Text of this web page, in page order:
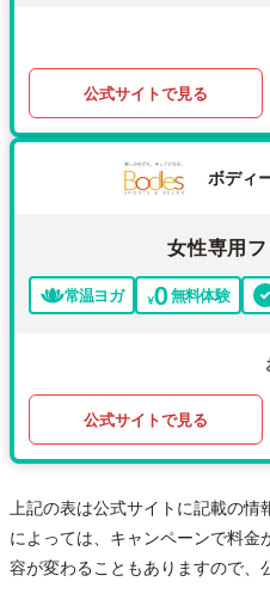
公式サイトで見る
ボディ
女性専用
常温ヨガ 無料体験
公式サイトで見る
上記の表は公式サイトに記載の情
によっては、キャンペーンで料金
容が変わることもありますので、